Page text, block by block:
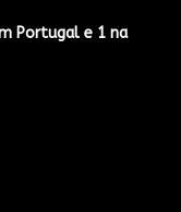
Portugal e 1 na